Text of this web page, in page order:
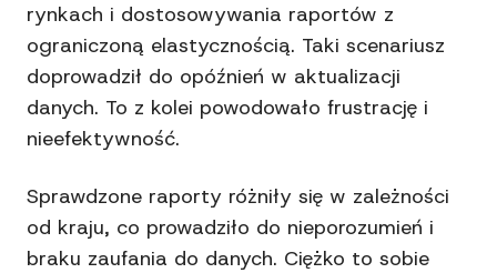
rynkach i dostosowywania raportów z
ograniczoną elastycznością. Taki scenariusz
doprowadził do opóźnień w aktualizacji
danych. To z kolei powodowało frustrację i
nieefektywność.
Sprawdzone raporty różniły się w zależności
od kraju, co prowadziło do nieporozumień i
braku zaufania do danych. Ciężko to sobie